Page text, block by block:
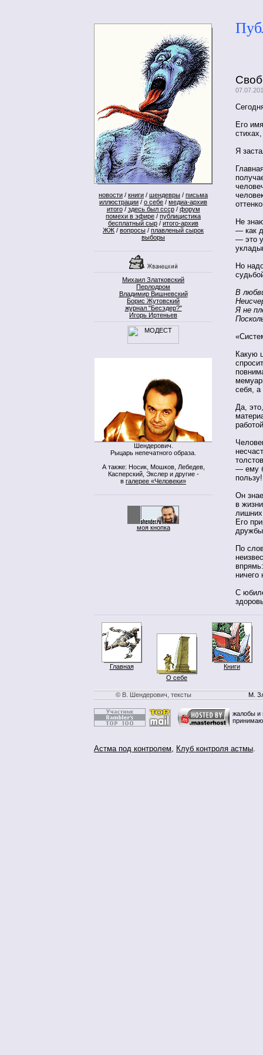
новости / книги / шендевры / письма
иллюстрации / о себе / медиа-архив
итого/ здесь был ссср/ форум
помехи в эфире / публицистика
бесплатный сыр / итого-архив
ЖЖ / вопросы / плавленый сырок
выборы
Михаил Златковский
Перлодром
Владимир Вишневский
Борис Жутовский
журнал "Бесэдер?"
Игорь Иртеньев
Шендерович.
Рыцарь непечатного образа.
А также: Носик, Мошков, Лебедев,
Касперский, Экслер и другие -
в галерее «Человеки»
моя кнопка
Его
Я
Не
— как
— это
Но
В
Я не
Какую
себя, а
Да,
— ему
пользу!
Он
в
Его
По
ничего
С
Главная
О себе
Книги
© В. Шендерович, тексты М.
жалобы и
Астма под контролем, Клуб контроля астмы.